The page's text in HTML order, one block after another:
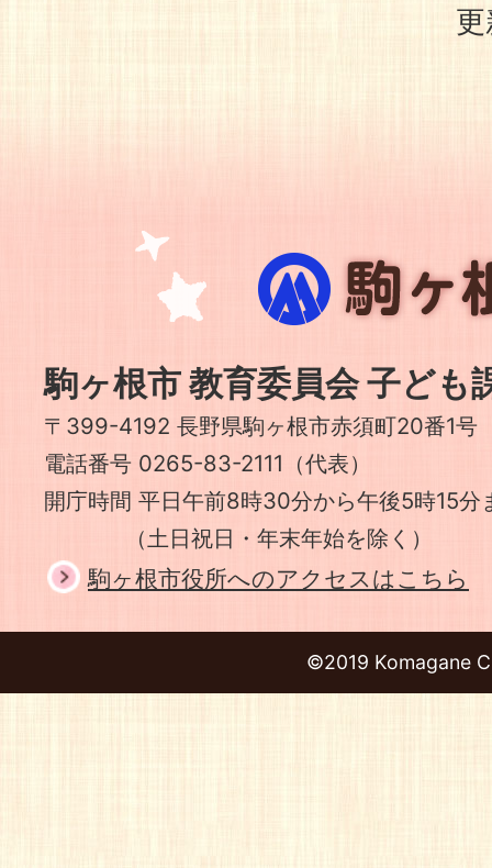
駒
ヶ
市
駒ヶ根市 教育委員会 子ども
〒399-4192 長野県駒ヶ根市赤須町20番1号
電話番号 0265-83-2111（代表）
開庁時間 平日午前8時30分から午後5時15分
（土日祝日・年末年始を除く）
駒ヶ根市役所へのアクセスはこちら
©2019 Komagane